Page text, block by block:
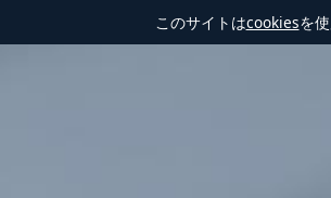
このサイトはcookiesを